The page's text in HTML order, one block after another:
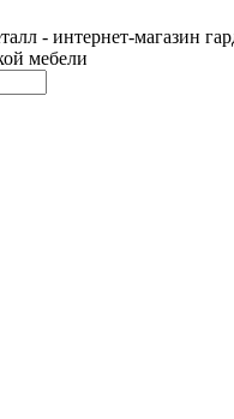
- интернет-магазин
мебели